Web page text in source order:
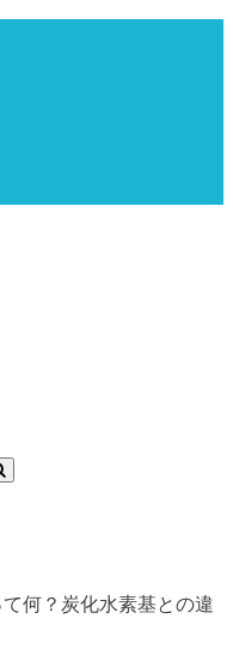
何？炭化水素基との違